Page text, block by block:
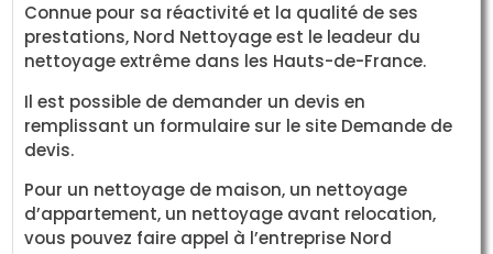
Connue pour sa réactivité et la qualité de ses
prestations, Nord Nettoyage est le leadeur du
nettoyage extrême dans les Hauts-de-France.
Il est possible de demander un devis en
remplissant un formulaire sur le site Demande de
devis.
Pour un nettoyage de maison, un nettoyage
d’appartement, un nettoyage avant relocation,
vous pouvez faire appel à l’entreprise Nord